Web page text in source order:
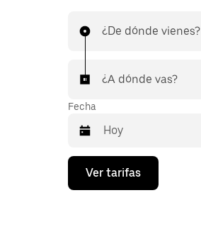
¿De dónde vienes?
¿A dónde vas?
Fecha
Presiona
flecha
Ver tarifas